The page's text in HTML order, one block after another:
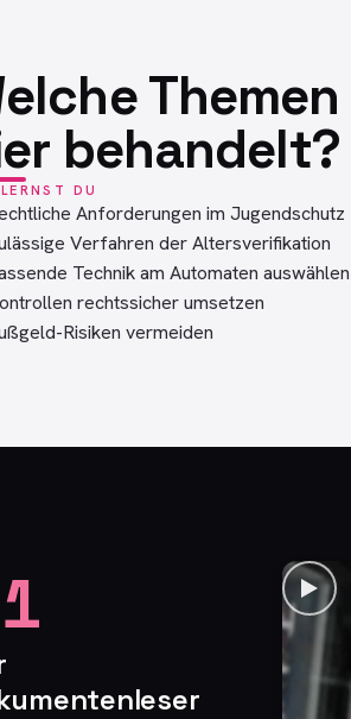
behandelt?
DU
Anforderungen im Jugendschutz
Verfahren der Altersverifikation
Technik am Automaten auswählen
rechtssicher umsetzen
Risiken vermeiden